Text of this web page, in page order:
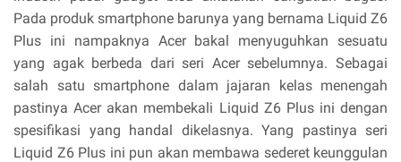
Pada produk smartphone barunya yang bernama Liquid Z6
Plus ini nampaknya Acer bakal menyuguhkan sesuatu
yang agak berbeda dari seri Acer sebelumnya. Sebagai
salah satu smartphone dalam jajaran kelas menengah
pastinya Acer akan membekali Liquid Z6 Plus ini dengan
spesifikasi yang handal dikelasnya. Yang pastinya seri
Liquid Z6 Plus ini pun akan membawa sederet keunggulan